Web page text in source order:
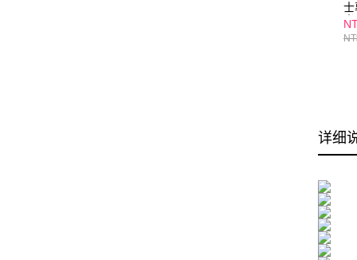
士
详细